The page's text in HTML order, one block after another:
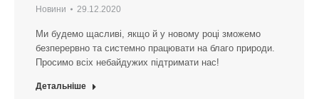
Новини 29.12.2020
Ми будемо щасливі, якщо й у новому році зможемо
безперервно та системно працювати на благо природи.
Просимо всіх небайдужих підтримати нас!
Детальніше